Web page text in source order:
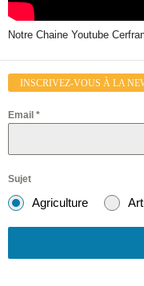
Notre Chaine Youtube
INSCRIVEZ-VOUS À LA
Email *
Sujet
Agriculture